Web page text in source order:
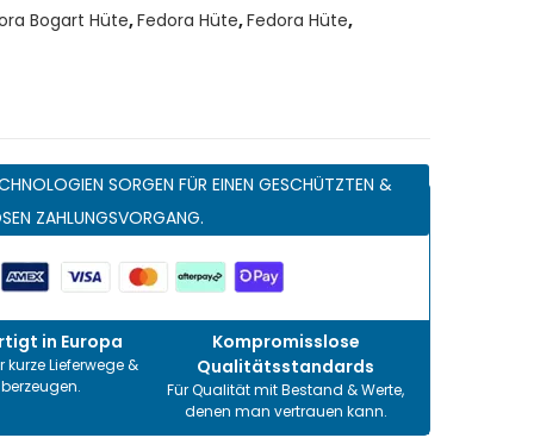
Bogart Hüte,Fedora Hüte,Fedora Hüte,
SORGEN FÜR EINEN GESCHÜTZTEN &
ZAHLUNGSVORGANG.
in Europa
Lieferwege &
Kompromisslose
Qualitätsstandards
Für Qualität mit Bestand & Werte,
denen man vertrauen kann.